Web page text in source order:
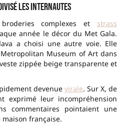
les internautes
complexes et strass
année le décor du Met Gala.
a choisi une autre voie. Elle
Museum of Art dans
zippée beige transparente et
devenue virale. Sur X, de
exprimé leur incompréhension
commentaires pointaient une
française.